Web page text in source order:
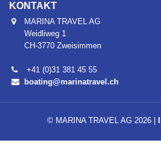
KONTAKT
MARINA TRAVEL AG
Weidliweg 1
CH-3770 Zweisimmen
+41 (0)31 381 45 55
boating@marinatravel.ch
© MARINA TRAVEL AG 2026 |